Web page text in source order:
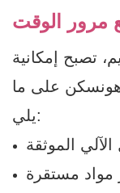
مرور الوقت
تصبح إمكانية
هونسكن على ما
يلي:
الموثقة
مواد مستقرة